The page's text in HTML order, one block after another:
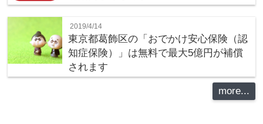
2019/4/14
東京都葛飾区の「おでかけ安心保険（認
知症保険）」は無料で最大5億円が補償
されます
more...